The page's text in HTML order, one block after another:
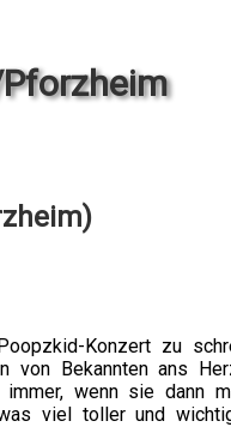
Konzert zu
Bekannten ans
wenn sie dann
viel toller und